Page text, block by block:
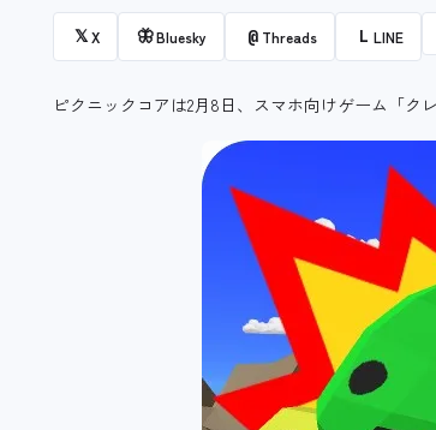
𝕏X 🦋Bluesky @ Threads L LINE
ピクニックコアは2月8日、スマホ向けゲーム「ク